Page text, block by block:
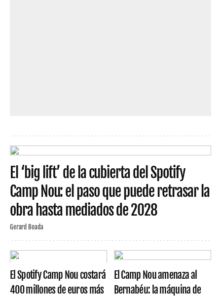
El ‘big lift’ de la cubierta del Spotify
Camp Nou: el paso que puede retrasar la
obra hasta mediados de 2028
Gerard Boada
El Spotify Camp Nou costará
400 millones de euros más
El Camp Nou amenaza al
Bernabéu: la máquina de